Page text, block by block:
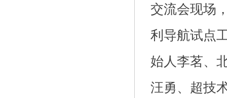
交流会现场
利导航试点
始人李茗、
汪勇、超技